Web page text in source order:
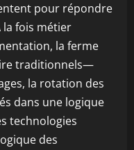
pour répondre
la fois métier
la ferme
traditionnels—
la rotation des
dans une logique
technologies
des